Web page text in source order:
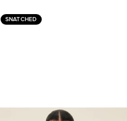
SNATCHED